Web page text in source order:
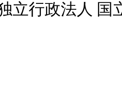
立行政法人 国